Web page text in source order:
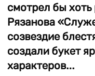
смотрел бы
Рязанова
созвездие
создали букет
характеров...